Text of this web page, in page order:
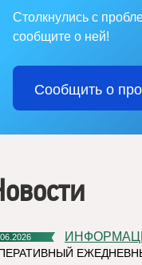
Столкнулись с
сообщите о ней!
Сообщить о